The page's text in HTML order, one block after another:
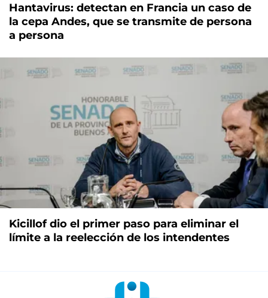
Hantavirus: detectan en Francia un caso de
la cepa Andes, que se transmite de persona
a persona
Kicillof dio el primer paso para eliminar el
límite a la reelección de los intendentes